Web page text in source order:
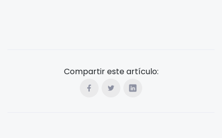
Compartir este artículo: